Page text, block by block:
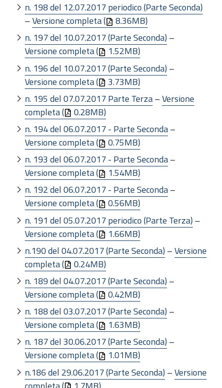
n. 198 del 12.07.2017 periodico (Parte Seconda)
–Versione completa (
8.36MB)
n. 197 del 10.07.2017 (Parte Seconda) –
Versione completa (
1.52MB)
n. 196 del 10.07.2017 (Parte Seconda) –
Versione completa (
3.73MB)
n. 195 del 07.07.2017 Parte Terza–Versione
completa (
0.28MB)
n. 194 del 06.07.2017 - Parte Seconda–
Versione completa (
0.75MB)
n. 193 del 06.07.2017 - Parte Seconda–
Versione completa (
1.54MB)
n. 192 del 06.07.2017 - Parte Seconda–
Versione completa (
0.56MB)
n. 191 del 05.07.2017 periodico (Parte Terza) –
Versione completa (
1.66MB)
n.190 del 04.07.2017 (Parte Seconda) –Versione
completa (
0.24MB)
n. 189 del 04.07.2017 (Parte Seconda) –
Versione completa (
0.42MB)
n. 188 del 03.07.2017 (Parte Seconda) –
Versione completa (
1.63MB)
n. 187 del 30.06.2017 (Parte Seconda) –
Versione completa (
1.01MB)
n.186 del 29.06.2017 (Parte Seconda) –Versione